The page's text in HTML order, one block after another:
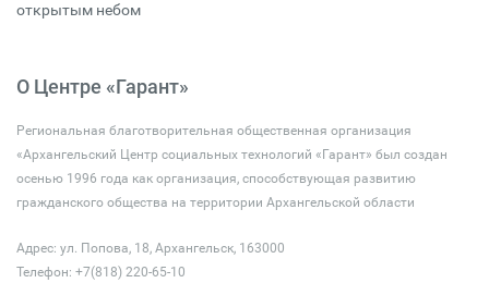
открытым небом
О Центре «Гарант»
Региональная благотворительная общественная организация
«Архангельский Центр социальных технологий «Гарант» был создан
осенью 1996 года как организация, способствующая развитию
гражданского общества на территории Архангельской области
Адрес: ул. Попова, 18, Архангельск, 163000
Телефон: +7(818) 220-65-10